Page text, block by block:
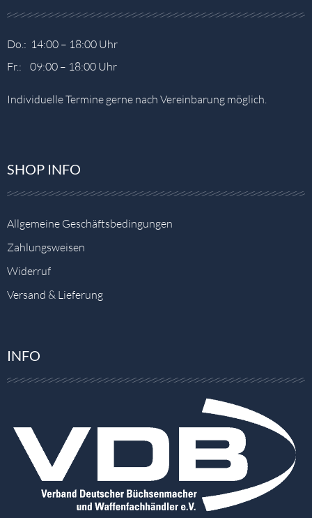
Do.: 14:00 – 18:00 Uhr
Fr.: 09:00 – 18:00 Uhr
Individuelle Termine gerne nach Vereinbarung möglich.
SHOP INFO
Allgemeine Geschäftsbedingungen
Zahlungsweisen
Widerruf
Versand & Lieferung
INFO